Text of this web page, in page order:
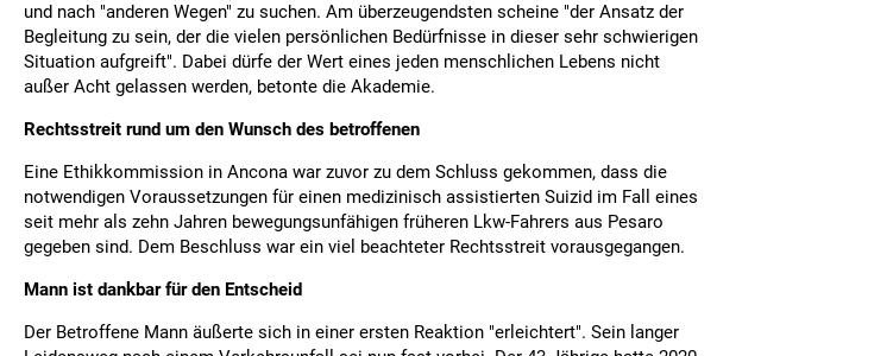
und nach "anderen Wegen" zu suchen. Am überzeugendsten scheine "der Ansatz der
Begleitung zu sein, der die vielen persönlichen Bedürfnisse in dieser sehr schwierigen
Situation aufgreift". Dabei dürfe der Wert eines jeden menschlichen Lebens nicht
außer Acht gelassen werden, betonte die Akademie.
Rechtsstreit rund um den Wunsch des betroffenen
Eine Ethikkommission in Ancona war zuvor zu dem Schluss gekommen, dass die
notwendigen Voraussetzungen für einen medizinisch assistierten Suizid im Fall eines
seit mehr als zehn Jahren bewegungsunfähigen früheren Lkw-Fahrers aus Pesaro
gegeben sind. Dem Beschluss war ein viel beachteter Rechtsstreit vorausgegangen.
Mann ist dankbar für den Entscheid
Der Betroffene Mann äußerte sich in einer ersten Reaktion "erleichtert". Sein langer